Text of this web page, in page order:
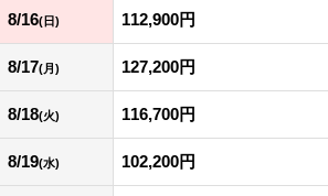
8/16(日) 112,900円
8/17(月) 127,200円
8/18(火) 116,700円
8/19(水) 102,200円